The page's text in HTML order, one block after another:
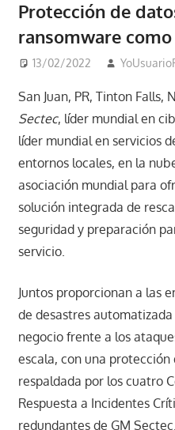
Protección de
ransomware
13/02/2022
San Juan, PR, Tinton Falls,
Sectec, líder mundial en
líder mundial en servicios
entornos locales, en la
asociación mundial para
solución integrada de
seguridad y preparación
servicio.
Juntos proporcionan a las
de desastres
negocio frente a los
escala, con una
respaldada por los cuatro
Respuesta a Incidentes
redundantes de GM